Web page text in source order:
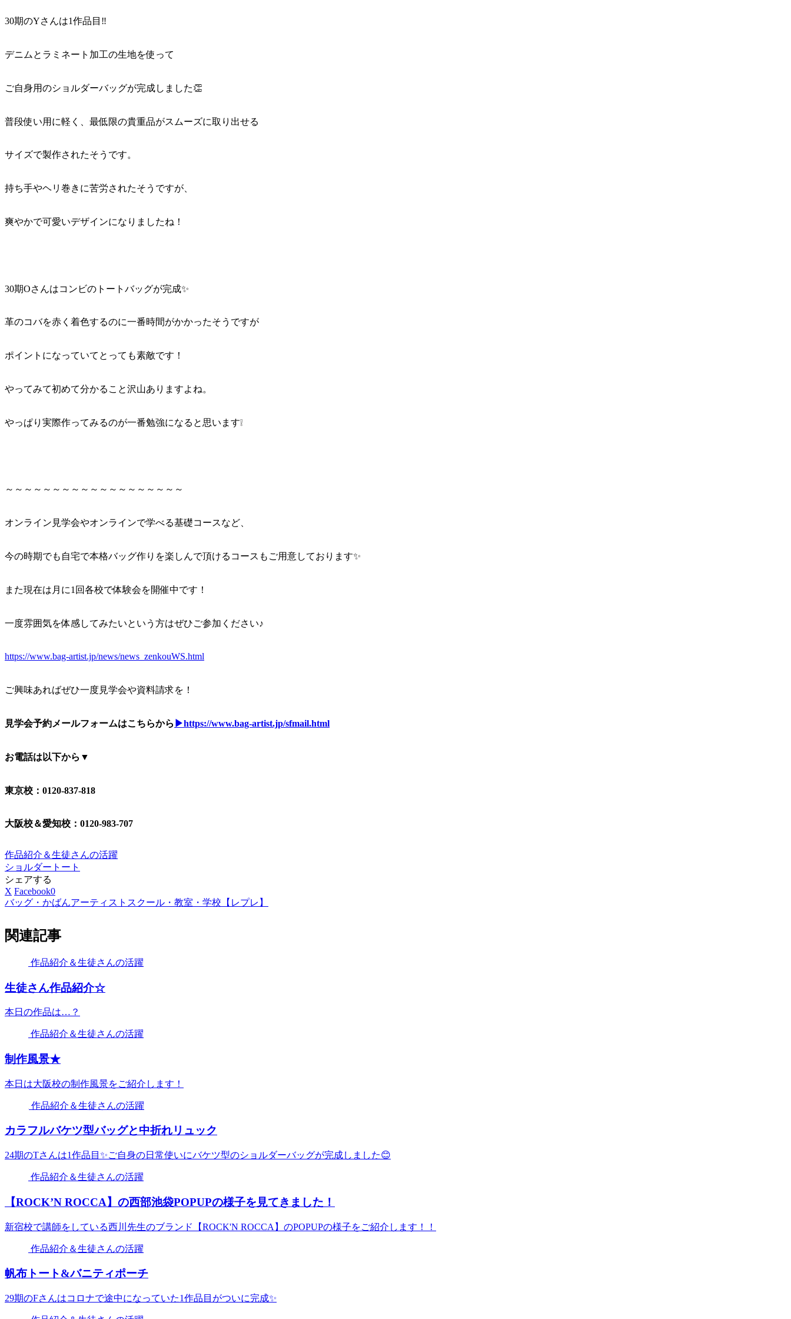
30期のYさんは1作品目‼
デニムとラミネート加工の生地を使って
ご自身用のショルダーバッグが完成しました👏
普段使い用に軽く、最低限の貴重品がスムーズに取り出せる
サイズで製作されたそうです。
持ち手やヘリ巻きに苦労されたそうですが、
爽やかで可愛いデザインになりましたね！
30期Oさんはコンビのトートバッグが完成✨
革のコバを赤く着色するのに一番時間がかかったそうですが
ポイントになっていてとっても素敵です！
やってみて初めて分かること沢山ありますよね。
やっぱり実際作ってみるのが一番勉強になると思います❕
～～～～～～～～～～～～～～～～～～～
オンライン見学会やオンラインで学べる基礎コースなど、
今の時期でも自宅で本格バッグ作りを楽しんで頂けるコースもご用意しております✨
また現在は月に1回各校で体験会を開催中です！
一度雰囲気を体感してみたいという方はぜひご参加ください♪
https://www.bag-artist.jp/news/news_zenkouWS.html
ご興味あればぜひ一度見学会や資料請求を！
見学会予約メールフォームはこちらから ▶https://www.bag-artist.jp/sfmail.html
お電話は以下から▼
東京校：0120-837-818
大阪校＆愛知校：0120-983-707
作品紹介＆生徒さんの活躍
ショルダー トート
シェアする
X Facebook0
バッグ・かばんアーティストスクール・教室・学校【レプレ】
関連記事
作品紹介＆生徒さんの活躍
生徒さん作品紹介☆
本日の作品は…？
作品紹介＆生徒さんの活躍
制作風景★
本日は大阪校の制作風景をご紹介します！
作品紹介＆生徒さんの活躍
カラフルバケツ型バッグと中折れリュック
24期のTさんは1作品目✨ご自身の日常使いにバケツ型のショルダーバッグが完成しました😊
作品紹介＆生徒さんの活躍
【ROCK’N ROCCA】の西部池袋POPUPの様子を見てきました！
新宿校で講師をしている西川先生のブランド【ROCK'N ROCCA】のPOPUPの様子をご紹介します！！
作品紹介＆生徒さんの活躍
帆布トート&バニティポーチ
29期のFさんはコロナで途中になっていた1作品目がついに完成✨